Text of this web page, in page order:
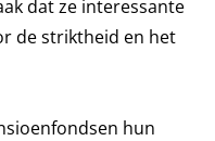
dat ze interessante
de striktheid en het
hun